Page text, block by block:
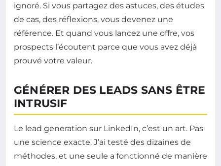
ignoré. Si vous partagez des astuces, des études
de cas, des réflexions, vous devenez une
référence. Et quand vous lancez une offre, vos
prospects l’écoutent parce que vous avez déjà
prouvé votre valeur.
GÉNÉRER DES LEADS SANS ÊTRE
INTRUSIF
Le lead generation sur LinkedIn, c’est un art. Pas
une science exacte. J’ai testé des dizaines de
méthodes, et une seule a fonctionné de manière